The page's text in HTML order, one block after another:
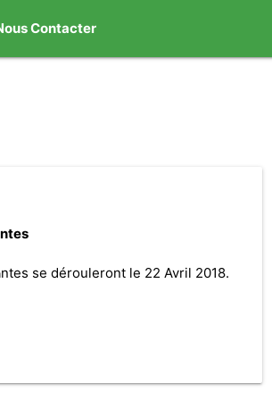
Contacter
ntes se dérouleront le 22 Avril 2018.